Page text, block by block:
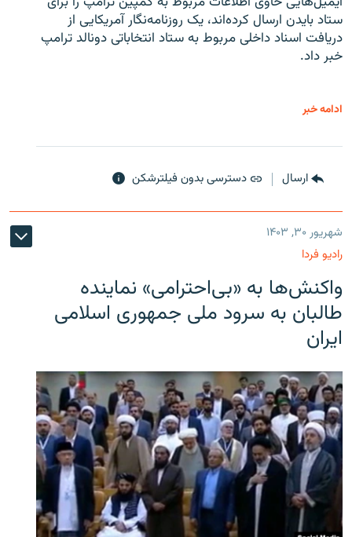
ستاد بایدن ارسال کرده‌اند، یک روزنامه‌نگار آمریکایی از
دریافت اسناد داخلی مربوط به ستاد انتخاباتی دونالد ترامپ
خبر داد.
ادامه خبر
ارسال دسترسی بدون فیلترشکن
شهریور ۳۰, ۱۴۰۳
رادیو فردا
واکنش‌ها به «بی‌احترامی» نماینده
طالبان به سرود ملی جمهوری اسلامی
ایران